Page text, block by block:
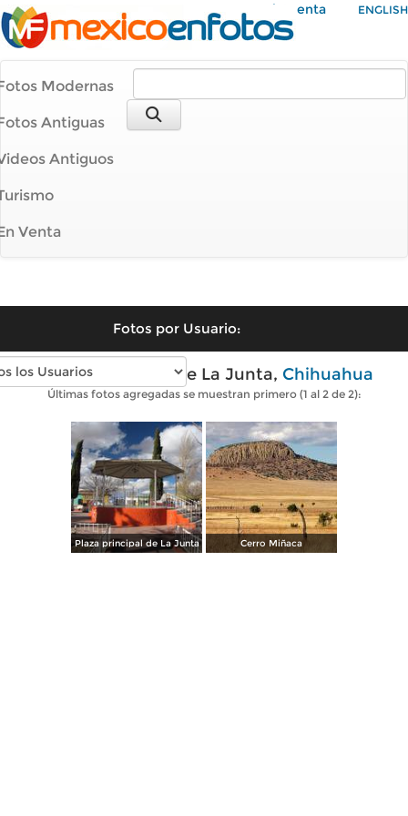
Mi Cuenta ENGLISH
Modernas
Antiguas
Antiguos
Venta
Fotos por Usuario:
Fotos modernas de La Junta, Chihuahua
Últimas fotos agregadas se muestran primero (1 al 2 de 2):
Plaza principal de La Junta Cerro Miñaca